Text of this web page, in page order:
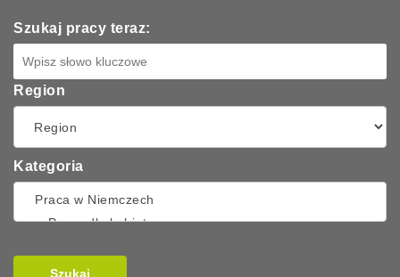
Szukaj pracy teraz:
Region
Kategoria
Szukaj